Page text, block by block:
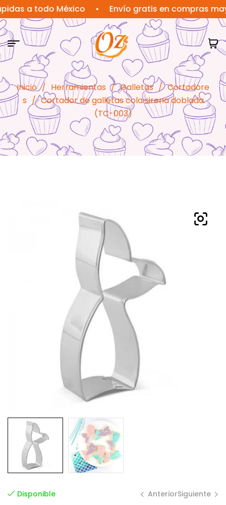
a todo México • Envío gratis en compras mayores
Inicio / Herramientas / Galletas / Cortadore
s / Cortador de galletas cola sirena doblada
(TC-003)
Disponible AnteriorSiguiente